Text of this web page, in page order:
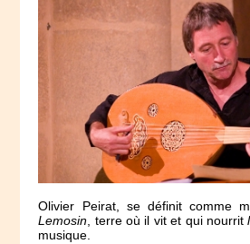
Olivier Peirat, se définit comme
Lemosin, terre où il vit et qui nourrit
musique.